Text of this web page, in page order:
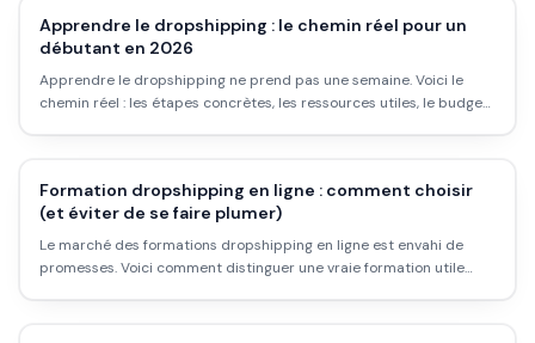
Apprendre le dropshipping : le chemin réel pour un
débutant en 2026
Apprendre le dropshipping ne prend pas une semaine. Voici le
chemin réel : les étapes concrètes, les ressources utiles, le budget
Formation dropshipping en ligne : comment choisir
(et éviter de se faire plumer)
Le marché des formations dropshipping en ligne est envahi de
promesses. Voici comment distinguer une vraie formation utile